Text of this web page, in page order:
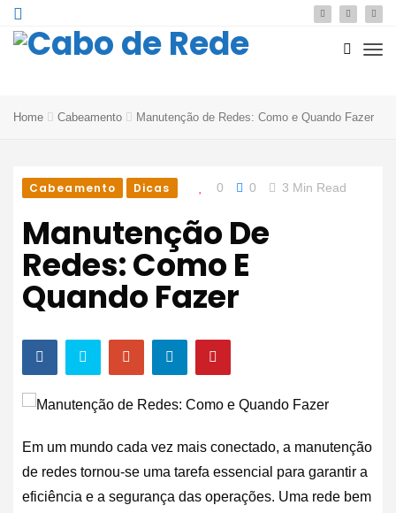
Home Cabeamento Manutenção de Redes: Como e Quando Fazer
Cabeamento Dicas 0 0 3 Min Read
Manutenção De
Redes: Como E
Quando Fazer
Em um mundo cada vez mais conectado, a manutenção
de redes tornou-se uma tarefa essencial para garantir a
eficiência e a segurança das operações. Uma rede bem